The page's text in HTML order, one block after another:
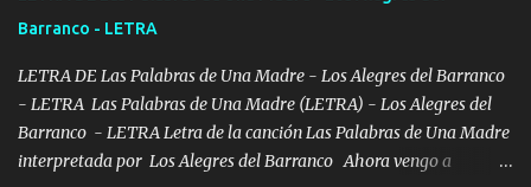
chile quisiera ser menos de ti dependiente la pinche tristeza me
encierra princesa tu sabes que nunca saldras de mi mente Ella era
la peligro...
Barranco - LETRA
LETRA DE Las Palabras de Una Madre - Los Alegres del Barranco
- LETRA Las Palabras de Una Madre (LETRA) - Los Alegres del
Barranco - LETRA Letra de la canción Las Palabras de Una Madre
interpretada por Los Alegres del Barranco Ahora vengo a